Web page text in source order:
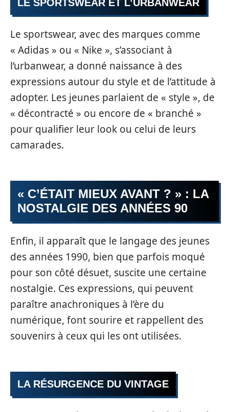
LE SPORTSWEAR ET L’URBANWEAR
Le sportswear, avec des marques comme
« Adidas » ou « Nike », s’associant à
l’urbanwear, a donné naissance à des
expressions autour du style et de l’attitude à
adopter. Les jeunes parlaient de « style », de
« décontracté » ou encore de « branché »
pour qualifier leur look ou celui de leurs
camarades.
« C’ÉTAIT MIEUX AVANT ? » : LA
NOSTALGIE DES ANNÉES 90
Enfin, il apparaît que le langage des jeunes
des années 1990, bien que parfois moqué
pour son côté désuet, suscite une certaine
nostalgie. Ces expressions, qui peuvent
paraître anachroniques à l’ère du
numérique, font sourire et rappellent des
souvenirs à ceux qui les ont utilisées.
LA RÉSURGENCE DU VINTAGE